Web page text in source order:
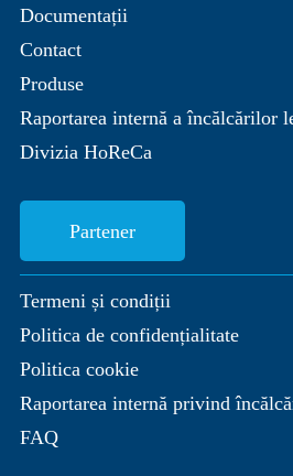
Documentații
Contact
Produse
Raportarea internă a încălcărilor
Divizia HoReCa
Partener
Termeni și condiții
Politica de confidențialitate
Politica cookie
Raportarea internă privind
FAQ